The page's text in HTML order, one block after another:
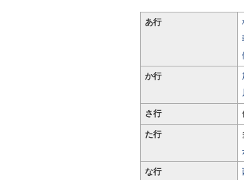
あ行
か行
さ行
た行
な行